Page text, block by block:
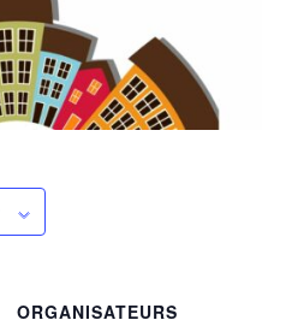
ORGANISATEURS